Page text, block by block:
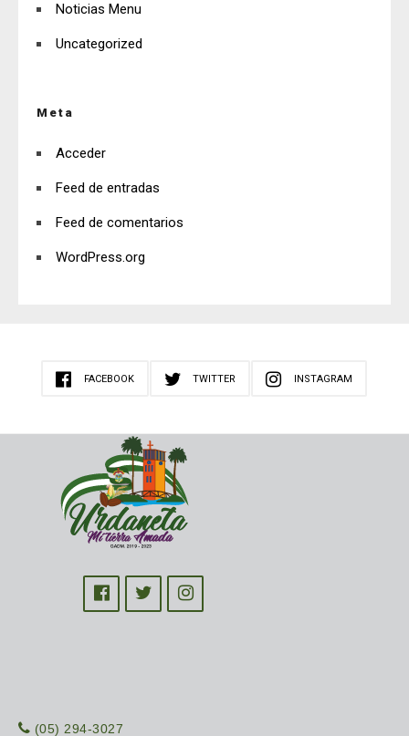
Noticias Menu
Uncategorized
Meta
Acceder
Feed de entradas
Feed de comentarios
WordPress.org
FACEBOOK TWITTER INSTAGRAM
(05) 294-3027